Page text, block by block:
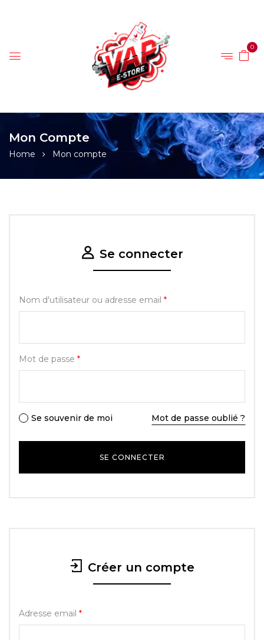
0
Mon Compte
Home Mon compte
Se connecter
Nom d'utilisateur ou adresse email *
Mot de passe *
Se souvenir de moi Mot de passe oublié ?
Créer un compte
Adresse email *